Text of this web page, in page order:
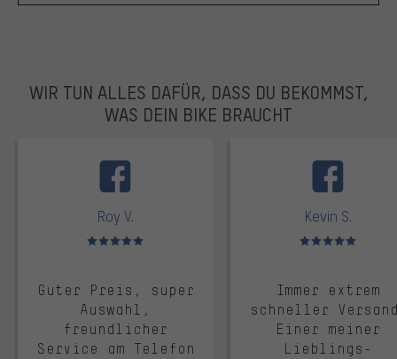
WIR TUN ALLES DAFÜR, DASS DU BEKOMMST,
WAS DEIN BIKE BRAUCHT
Roy V.
Bewertungen: 5 von 5
Guter Preis, super
Auswahl,
freundlicher
Service am Telefon
Kevin S.
Bewertungen: 5 von 5
Immer extrem
schneller
Einer meiner
Lieblings-